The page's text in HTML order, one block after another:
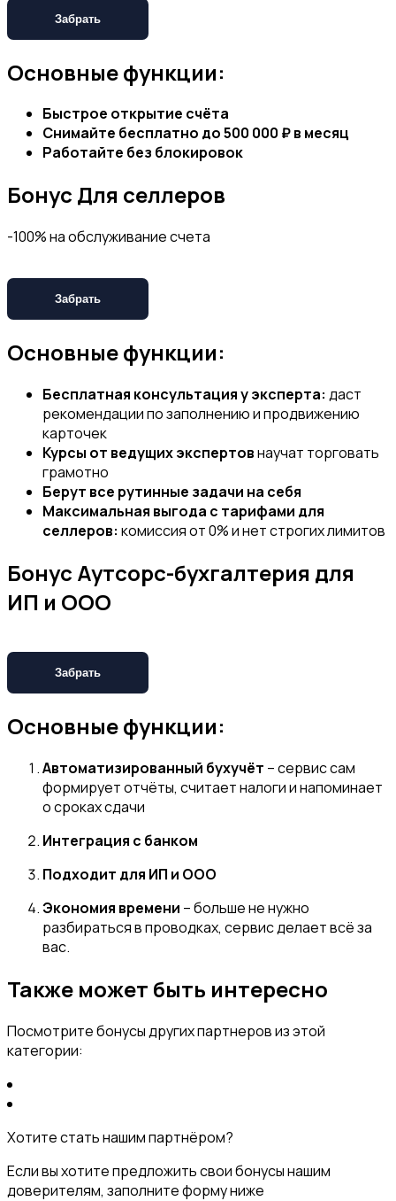
Забрать
Основные функции:
Быстрое открытие счёта
Снимайте бесплатно до 500 000 ₽ в месяц
Работайте без блокировок
Бонус Для селлеров
-100% на обслуживание счета
Забрать
Основные функции:
Бесплатная консультация у эксперта: даст
рекомендации по заполнению и продвижению
карточек
Курсы от ведущих экспертовнаучат торговать
грамотно
Берут все рутинные задачи на себя
Максимальная выгода с тарифами для
селлеров: комиссия от 0% и нет строгих лимитов
Бонус Аутсорс-бухгалтерия для
ИП и ООО
Забрать
Основные функции:
Автоматизированный бухучёт – сервис сам
формирует отчёты, считает налоги и напоминает
о сроках сдачи
Интеграция с банком
Подходит для ИП и ООО
Экономия времени – больше не нужно
разбираться в проводках, сервис делает всё за
вас.
Также может быть интересно
Посмотрите бонусы других партнеров из этой
категории:
Хотите стать нашим партнёром?
Если вы хотите предложить свои бонусы нашим
доверителям, заполните форму ниже